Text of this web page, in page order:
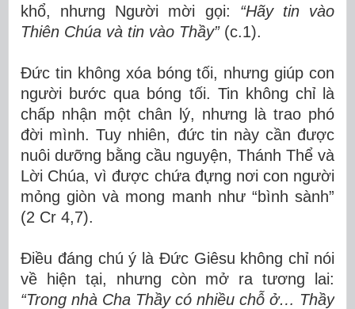
khổ, nhưng Người mời gọi: “Hãy tin vào
Thiên Chúa và tin vào Thầy”(c.1).
Đức tin không xóa bóng tối, nhưng giúp con
người bước qua bóng tối. Tin không chỉ là
chấp nhận một chân lý, nhưng là trao phó
đời mình. Tuy nhiên, đức tin này cần được
nuôi dưỡng bằng cầu nguyện, Thánh Thể và
Lời Chúa, vì được chứa đựng nơi con người
mỏng giòn và mong manh như “bình sành”
(2 Cr 4,7).
Điều đáng chú ý là Đức Giêsu không chỉ nói
về hiện tại, nhưng còn mở ra tương lai:
“Trong nhà Cha Thầy có nhiều chỗ ở… Thầy